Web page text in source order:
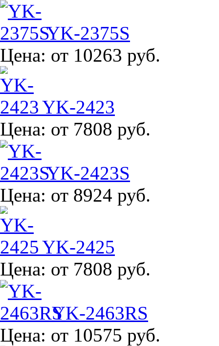
YK-2375S
Цена: от 10263 руб.
YK-2423
Цена: от 7808 руб.
YK-2423S
Цена: от 8924 руб.
YK-2425
Цена: от 7808 руб.
YK-2463RS
Цена: от 10575 руб.